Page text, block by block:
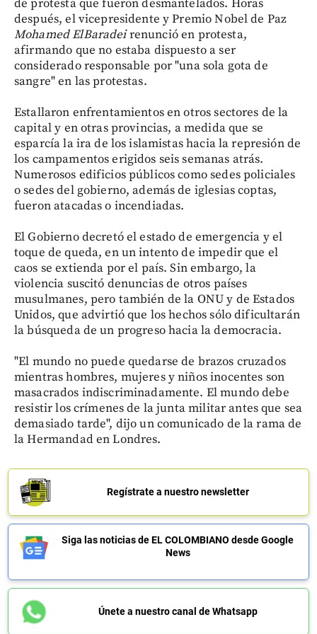
de protesta que fueron desmantelados. Horas
después, el vicepresidente y Premio Nobel de Paz
Mohamed ElBaradeirenunció en protesta,
afirmando que no estaba dispuesto a ser
considerado responsable por "una sola gota de
sangre" en las protestas.
Estallaron enfrentamientos en otros sectores de la
capital y en otras provincias, a medida que se
esparcía la ira de los islamistas hacia la represión de
los campamentos erigidos seis semanas atrás.
Numerosos edificios públicos como sedes policiales
o sedes del gobierno, además de iglesias coptas,
fueron atacadas o incendiadas.
El Gobierno decretó el estado de emergencia y el
toque de queda, en un intento de impedir que el
caos se extienda por el país. Sin embargo, la
violencia suscitó denuncias de otros países
musulmanes, pero también de la ONU y de Estados
Unidos, que advirtió que los hechos sólo dificultarán
la búsqueda de un progreso hacia la democracia.
"El mundo no puede quedarse de brazos cruzados
mientras hombres, mujeres y niños inocentes son
masacrados indiscriminadamente. El mundo debe
resistir los crímenes de la junta militar antes que sea
demasiado tarde", dijo un comunicado de la rama de
la Hermandad en Londres.
Regístrate a nuestro newsletter
Siga las noticias de EL COLOMBIANO desde Google
News
Únete a nuestro canal de Whatsapp